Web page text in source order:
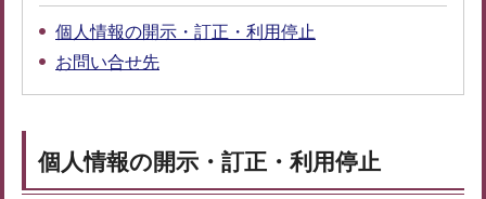
個人情報の開示・訂正・利用停止
お問い合せ先
個人情報の開示・訂正・利用停止